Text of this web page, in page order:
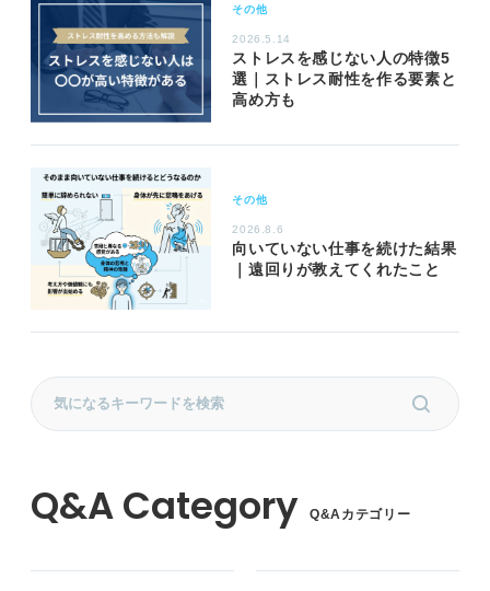
その他
2026.5.14
ストレスを感じない人の特徴5
選｜ストレス耐性を作る要素と
高め方も
その他
2026.8.6
向いていない仕事を続けた結果
｜遠回りが教えてくれたこと
Q&Aカテゴリー